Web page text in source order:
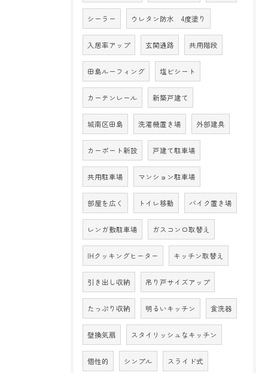
シーラー ウレタン防水 4度塗り
入居率アップ 玄関通路 共用階段
田島ルーフィング 塩ビシート
カーテンレール 新築戸建て
城南区田島 洗濯機置き場 外部建具
カーポート新設 戸建て駐車場
共用駐車場 マンション駐車場
部屋を広く トイレ移動 バイク置き場
レンガ敷駐車場 ガスコンロ取替え
IHクッキングヒーター キッチン取替え
引き出し収納 吊り戸サイズアップ
たっぷり収納 明るいキッチン 食洗器
壁換気扇 スタイリッシュなキッチン
個性的 シンプル スライド式